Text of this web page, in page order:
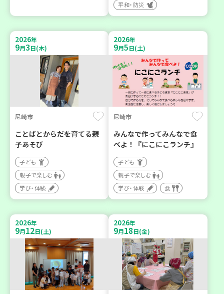
平和・防災
2026年
9月3日(木)
尼崎市
ことばとからだを育てる親
子あそび
子ども
親子で楽しむ
学び・体験
2026年
9月5日(土)
尼崎市
みんなで作ってみんなで食
べよ！『にこにこランチ』
子ども
親子で楽しむ
学び・体験
食
2026年
9月12日(土)
2026年
9月18日(金)